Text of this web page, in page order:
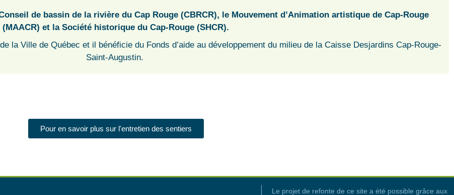
de bassin de la rivière du Cap Rouge (CBRCR), le Mouvement d’Animation artistique de Cap-Rouge
(MAACR) et la Société historique du Cap-Rouge (SHCR).
la Ville de Québec et il bénéficie du Fonds d’aide au développement du milieu de la Caisse Desjardins Cap-Rouge-
Saint-Augustin.
Pour en savoir plus sur l'entretien des sentiers
Le projet de refonte de ce site a été possible grâce aux